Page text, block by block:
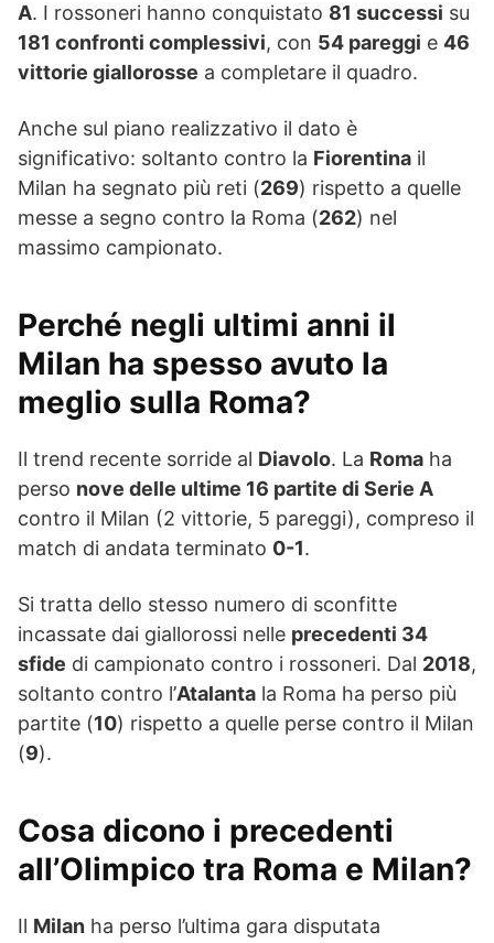
A. I rossoneri hanno conquistato 81 successi su
181 confronti complessivi, con 54 pareggi e 46
vittorie giallorosse a completare il quadro.
Anche sul piano realizzativo il dato è
significativo: soltanto contro la Fiorentina il
Milan ha segnato più reti (269) rispetto a quelle
messe a segno contro la Roma (262) nel
massimo campionato.
Perché negli ultimi anni il
Milan ha spesso avuto la
meglio sulla Roma?
Il trend recente sorride al Diavolo. La Roma ha
perso nove delle ultime 16 partite di Serie A
contro il Milan (2 vittorie, 5 pareggi), compreso il
match di andata terminato 0-1.
Si tratta dello stesso numero di sconfitte
incassate dai giallorossi nelle precedenti 34
sfide di campionato contro i rossoneri. Dal 2018,
soltanto contro l’Atalanta la Roma ha perso più
partite (10) rispetto a quelle perse contro il Milan
(9).
Cosa dicono i precedenti
all’Olimpico tra Roma e Milan?
Il Milan ha perso l’ultima gara disputata